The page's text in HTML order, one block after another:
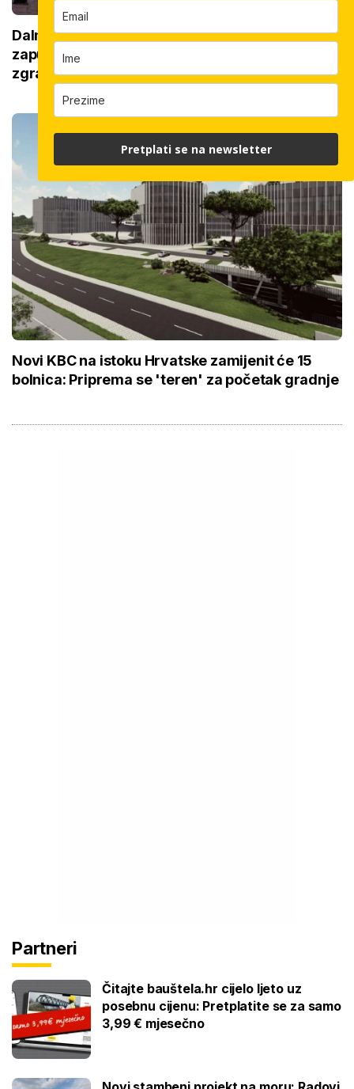
Dalmacija je ovo čekala 40 godina! Na
zapuštenom zemljištu Žnjana gradit će se
zgrada od 10 milijuna eura
Novi KBC na istoku Hrvatske zamijenit će 15
bolnica: Priprema se 'teren' za početak gradnje
Partneri
Čitajte bauštela.hr cijelo ljeto uz
posebnu cijenu: Pretplatite se za samo
3,99 € mjesečno
Pretplati se na newsletter